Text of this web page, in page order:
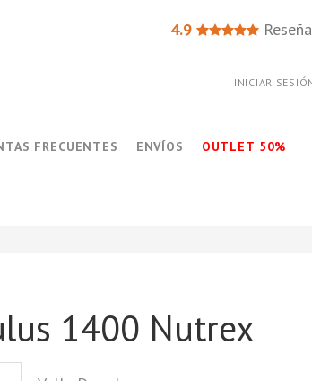
4.9
INICIAR
FRECUENTES ENVÍOS OUTLET 50%
1400 Nutrex